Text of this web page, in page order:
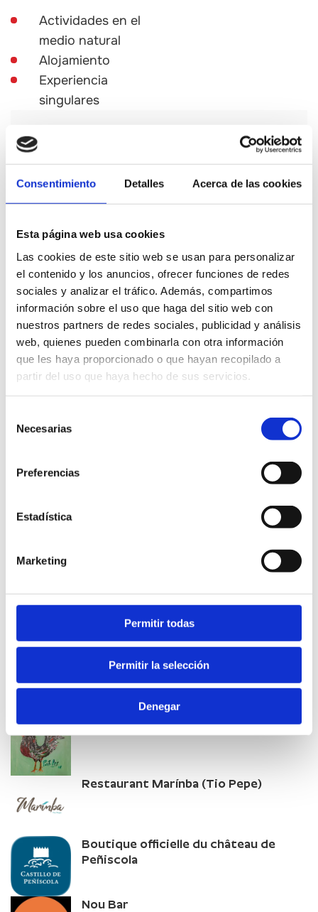
Consentimiento Detalles Acerca de las cookies
Esta página web usa cookies
Las cookies de este sitio web se usan para personalizar
el contenido y los anuncios, ofrecer funciones de redes
sociales y analizar el tráfico. Además, compartimos
información sobre el uso que haga del sitio web con
nuestros partners de redes sociales, publicidad y análisis
web, quienes pueden combinarla con otra información
que les haya proporcionado o que hayan recopilado a
partir del uso que haya hecho de sus servicios.
Necesarias
Preferencias
Estadística
Marketing
Permitir todas
Permitir la selección
Denegar
Actividades en el
medio natural
Alojamiento
Experiencia
singulares
Rutes gastronòmiques
SABER MÉS
Altres empreses d'interés
Portolés
Restaurant Marínba (Tio Pepe)
Boutique officielle du château de
Peñiscola
Nou Bar